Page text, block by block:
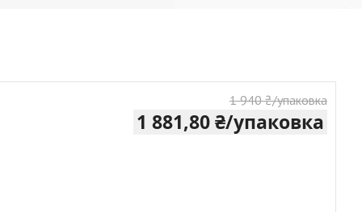
1 940 ₴/упаковка
1 881,80 ₴/упаковка